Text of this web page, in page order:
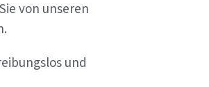
von unseren
und